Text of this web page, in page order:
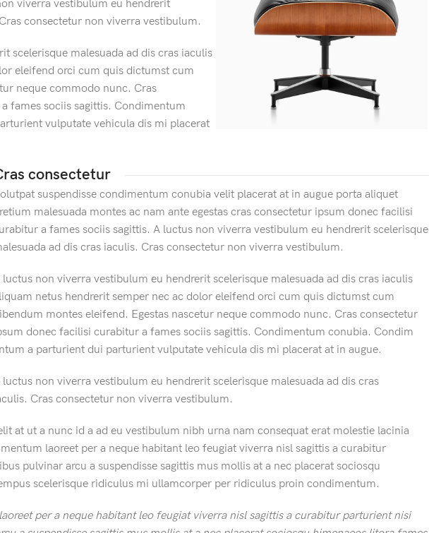
viverra vestibulum eu hendrerit
consectetur non viverra vestibulum.
scelerisque malesuada ad dis cras iaculis
eleifend orci cum quis dictumst cum
neque commodo nunc. Cras
fames sociis sagittis. Condimentum
vulputate vehicula dis mi placerat
consectetur
suspendisse condimentum conubia velit placerat at in augue porta aliquet
malesuada montes ac nam ante egestas cras consectetur ipsum donec facilisi
a fames sociis sagittis. A luctus non viverra vestibulum eu hendrerit scelerisque
ad dis cras iaculis. Cras consectetur non viverra vestibulum.
luctus non viverra vestibulum eu hendrerit scelerisque malesuada ad dis cras iaculis
netus hendrerit semper nec ac dolor eleifend orci cum quis dictumst cum
montes eleifend. Egestas nascetur neque commodo nunc. Cras consectetur
donec facilisi curabitur a fames sociis sagittis. Condimentum conubia. Condim
a parturient dui parturient vulputate vehicula dis mi placerat at in augue.
luctus non viverra vestibulum eu hendrerit scelerisque malesuada ad dis cras
Cras consectetur non viverra vestibulum.
at ut a nunc id a ad eu vestibulum nibh urna nam consequat erat molestie lacinia
laoreet per a neque habitant leo feugiat viverra nisl sagittis a curabitur
pulvinar arcu a suspendisse sagittis mus mollis at a nec placerat sociosqu
scelerisque ridiculus mi ullamcorper per ridiculus proin condimentum.
per a neque habitant leo feugiat viverra nisl sagittis a curabitur parturient nisi